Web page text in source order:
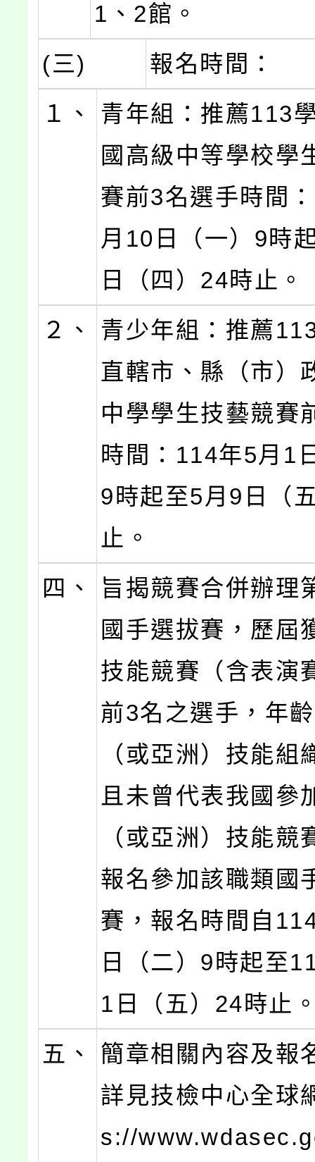
1、2館。
(三)
報名時間：
１、
青年組：推薦113
國高級中等學校學
賽前3名選手時間
月10日（一）9時
日（四）24時止。
２、
青少年組：推薦
直轄市、縣（市）
中學學生技藝競賽
時間：114年5月1
9時起至5月9日（
止。
四、
旨揭競賽合併辦理
國手選拔賽，歷屆
技能競賽（含表演
前3名之選手，年
（或亞洲）技能組
且未曾代表我國參
（或亞洲）技能競
報名參加該職類國
賽，報名時間自
日（二）9時起至
1日（五）24時止
五、
簡章相關內容及報
詳見技檢中心全球
s://